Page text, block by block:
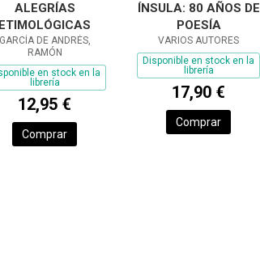
ALEGRÍAS
ETIMOLÓGICAS
GARCÍA DE ANDRÉS,
RAMÓN
en stock en la
librería
12,95 €
Comprar
ÍNSULA: 80 AÑOS DE
POESÍA
VARIOS AUTORES
Disponible en stock en la
librería
17,90 €
Comprar